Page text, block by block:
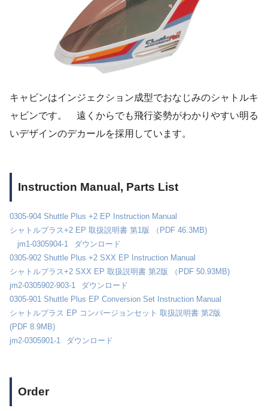
キャビンはインジェクション成型でおなじみのシャトルキ
ャビンです。 遠くからでも飛行姿勢がわかりやすい明る
いデザインのデカールを採用しています。
Instruction Manual, Parts List
0305-904 Shuttle Plus +2 EP Instruction Manual
シャトルプラス+2 EP 取扱説明書 第1版 （PDF 46.3MB)
jm1-0305904-1
ダウンロード
0305-902 Shuttle Plus +2 SXX EP Instruction Manual
シャトルプラス+2 SXX EP 取扱説明書 第2版 （PDF 50.93MB)
jm2-0305902-903-1
ダウンロード
0305-901 Shuttle Plus EP Conversion Set Instruction Manual
シャトルプラス EP コンバージョンセット 取扱説明書 第2版
(PDF 8.9MB)
jm2-0305901-1
ダウンロード
Order